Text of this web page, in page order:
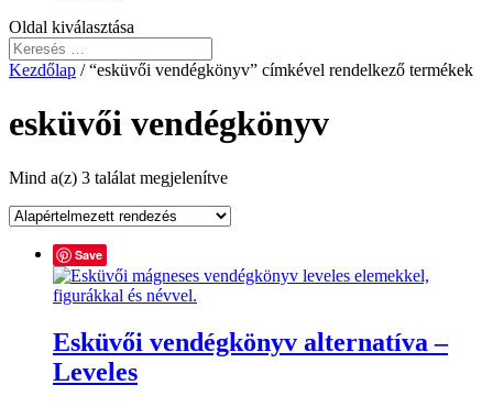
Oldal kiválasztása
Kezdőlap / “esküvői vendégkönyv” címkével rendelkező termékek
esküvői vendégkönyv
Mind a(z) 3 találat megjelenítve
Save
Esküvői vendégkönyv alternatíva –
Leveles